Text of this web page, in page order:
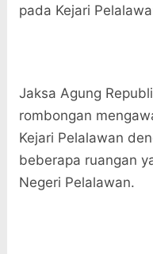
pada Kejari
Jaksa Agung
rombongan
Kejari Pelalawan
beberapa ruangan
Negeri Pelalawan.